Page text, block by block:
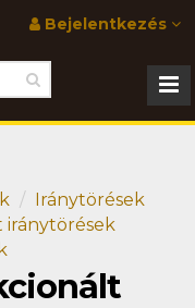
Bejelentkezés
Iránytörések
iránytörések